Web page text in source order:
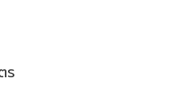
ร